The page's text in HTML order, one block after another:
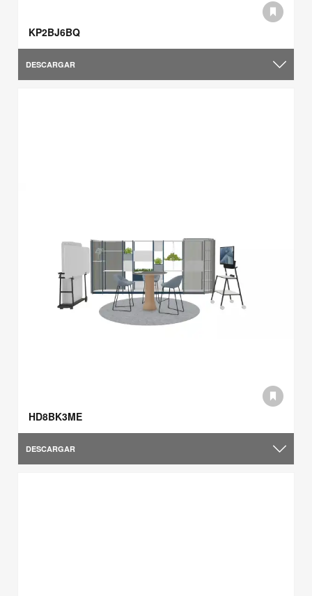
KP2BJ6BQ
DESCARGAR
HD8BK3ME
DESCARGAR